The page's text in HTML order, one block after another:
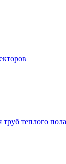
теплого пола